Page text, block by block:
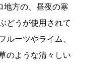
地方の、昼夜の寒
どうが使用されて
ルーツやライム、
のような清々しい